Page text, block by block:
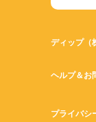
ディップ（
ヘルプ＆お
プライバシ